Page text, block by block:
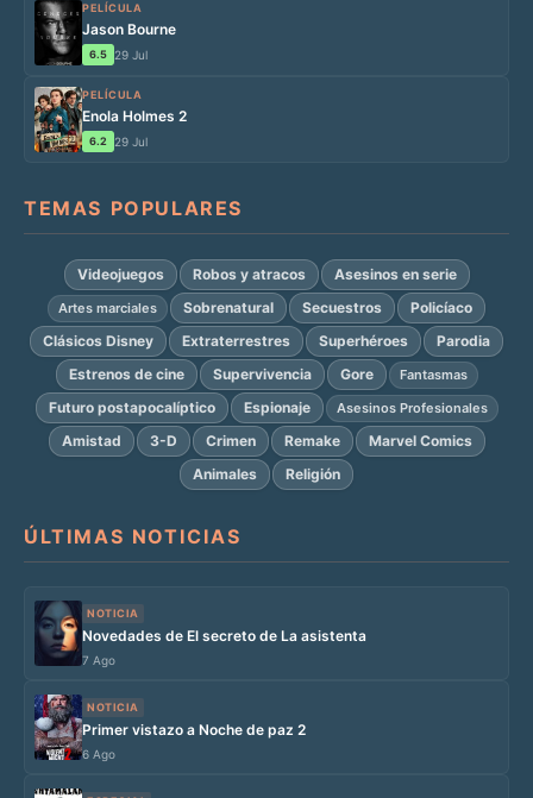
PELÍCULA
Jason Bourne
6.5 29 Jul
PELÍCULA
Enola Holmes 2
6.2 29 Jul
TEMAS POPULARES
Videojuegos Robos y atracos Asesinos en serie
Artes marciales Sobrenatural Secuestros
Policíaco
Clásicos Disney
Extraterrestres Superhéroes
Parodia
Estrenos de cine
Supervivencia Gore Fantasmas
Futuro postapocalíptico Espionaje Asesinos Profesionales
Amistad 3-D Crimen Remake
Marvel Comics
Animales
Religión
ÚLTIMAS NOTICIAS
NOTICIA
Novedades de El secreto de La asistenta
7 Ago
NOTICIA
Primer vistazo a Noche de paz 2
6 Ago